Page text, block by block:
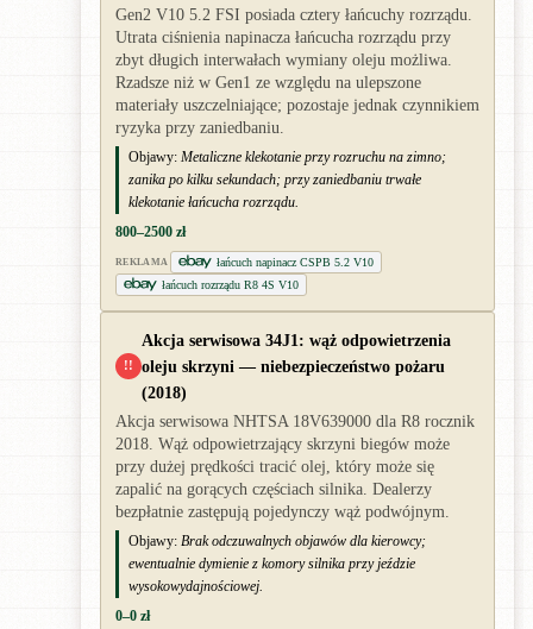
Gen2 V10 5.2 FSI posiada cztery łańcuchy rozrządu.
Utrata ciśnienia napinacza łańcucha rozrządu przy
zbyt długich interwałach wymiany oleju możliwa.
Rzadsze niż w Gen1 ze względu na ulepszone
materiały uszczelniające; pozostaje jednak czynnikiem
ryzyka przy zaniedbaniu.
Objawy: Metaliczne klekotanie przy rozruchu na zimno;
zanika po kilku sekundach; przy zaniedbaniu trwałe
klekotanie łańcucha rozrządu.
800–2500 zł
REKLAMA
łańcuch napinacz CSPB 5.2 V10
łańcuch rozrządu R8 4S V10
!!
Akcja serwisowa 34J1: wąż odpowietrzenia
oleju skrzyni — niebezpieczeństwo pożaru
(2018)
Akcja serwisowa NHTSA 18V639000 dla R8 rocznik
2018. Wąż odpowietrzający skrzyni biegów może
przy dużej prędkości tracić olej, który może się
zapalić na gorących częściach silnika. Dealerzy
bezpłatnie zastępują pojedynczy wąż podwójnym.
Objawy: Brak odczuwalnych objawów dla kierowcy;
ewentualnie dymienie z komory silnika przy jeździe
wysokowydajnościowej.
0–0 zł